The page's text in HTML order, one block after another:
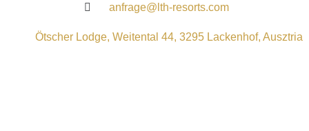
anfrage@lth-resorts.com
Ötscher Lodge, Weitental 44, 3295 Lackenhof, Ausztria